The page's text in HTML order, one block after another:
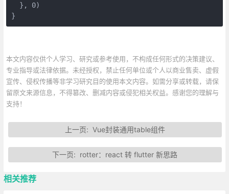
  }, 0)
}
本文内容仅供个人学习、研究或参考使用，不构成任何形式的决策建议、
专业指导或法律依据。未经授权，禁止任何单位或个人以商业售卖、虚假
宣传、侵权传播等非学习研究目的使用本文内容。如需分享或转载，请保
留原文来源信息，不得篡改、删减内容或侵犯相关权益。感谢您的理解与
支持！
上一页: Vue封装通用table组件
下一页: rotter：react 转 flutter 新思路
相关推荐